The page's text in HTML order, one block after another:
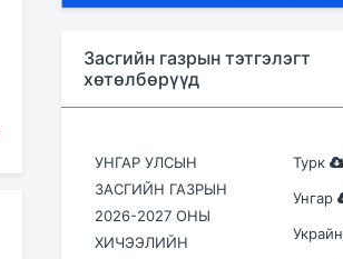
Засгийн газрын тэтгэлэгт
хөтөлбөрүүд
УНГАР УЛСЫН
ЗАСГИЙН ГАЗРЫН
2026-2027 ОНЫ
ХИЧЭЭЛИЙН
Турк
Унгар
Украйн